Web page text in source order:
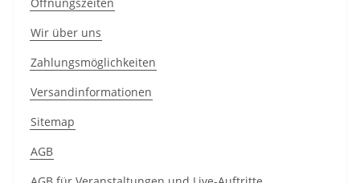
Wir über uns
Zahlungsmöglichkeiten
Versandinformationen
Sitemap
AGB